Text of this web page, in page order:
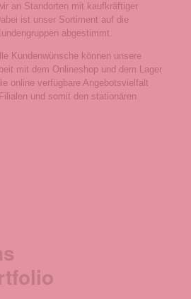
an Standorten mit kaufkräftiger
ist unser Sortiment auf die
abgestimmt.
Kundenwünsche können unsere
mit dem Onlineshop und dem Lager
online verfügbare Angebotsvielfalt
und somit den stationären